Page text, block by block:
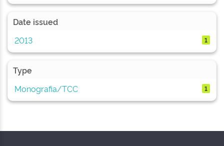
Date issued
2013
1
Type
Monografia/TCC
1